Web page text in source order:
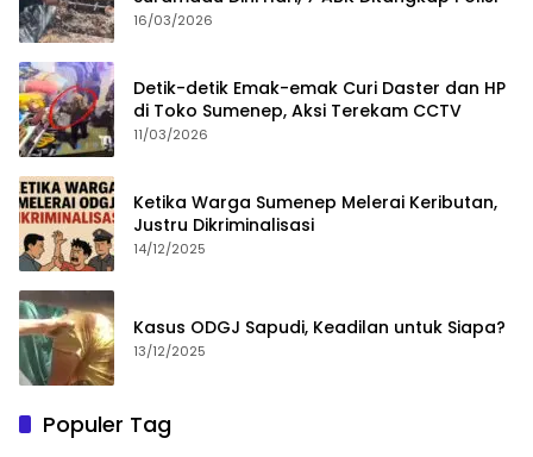
16/03/2026
Detik-detik Emak-emak Curi Daster dan HP
di Toko Sumenep, Aksi Terekam CCTV
11/03/2026
Ketika Warga Sumenep Melerai Keributan,
Justru Dikriminalisasi
14/12/2025
Kasus ODGJ Sapudi, Keadilan untuk Siapa?
13/12/2025
Populer Tag